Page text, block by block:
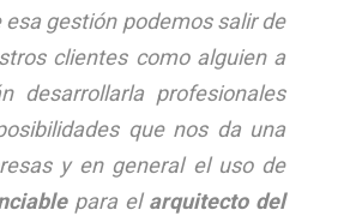
gestión podemos salir de
clientes como alguien a
desarrollarla profesionales
que nos da una
y en general el uso de
para el arquitecto del